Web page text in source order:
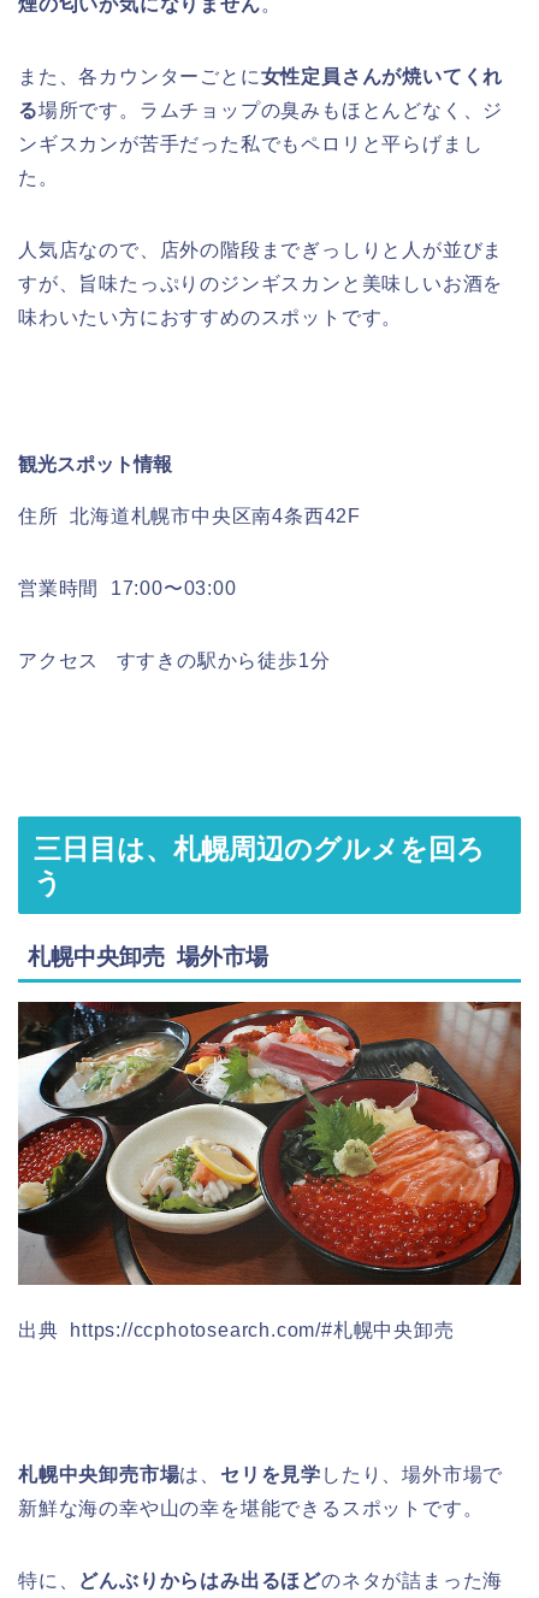
煙の匂いが気になりません。
また、各カウンターごとに女性定員さんが焼いてくれ
る場所です。ラムチョップの臭みもほとんどなく、ジ
ンギスカンが苦手だった私でもペロリと平らげまし
た。
人気店なので、店外の階段までぎっしりと人が並びま
すが、旨味たっぷりのジンギスカンと美味しいお酒を
味わいたい方におすすめのスポットです。
観光スポット情報
住所 北海道札幌市中央区南4条西42F
営業時間 17:00〜03:00
アクセス すすきの駅から徒歩1分
三日目は、札幌周辺のグルメを回ろ
う
札幌中央卸売 場外市場
出典 https://ccphotosearch.com/#札幌中央卸売
札幌中央卸売市場は、 セリを見学 したり、場外市場で
新鮮な海の幸や山の幸を堪能できるスポットです。
特に、 どんぶりからはみ出るほどのネタが詰まった海